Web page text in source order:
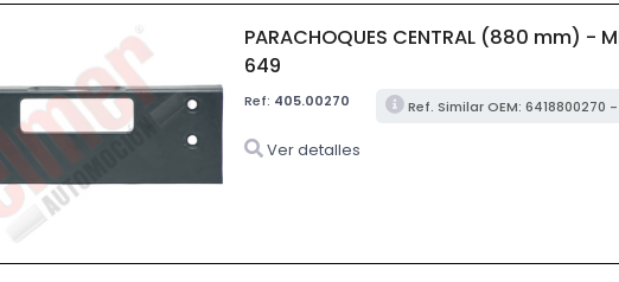
PARACHOQUES CENTRAL (880 mm) -
649
Ref: 405.00270 Ref. Similar OEM: 6418800270 -
Ver detalles